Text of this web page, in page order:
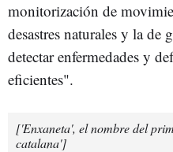
monitorización de
desastres naturales y la de
detectar enfermedades y
eficientes".
['Enxaneta', el nombre del
catalana']